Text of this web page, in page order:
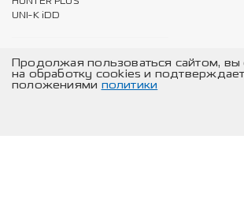
UNI-K iDD
Владельцам О
Продолжая пользоваться сайтом, вы
на обработку cookies и
положениями политики